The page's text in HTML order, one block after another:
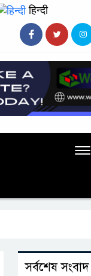
हिन्दी
সর্বশেষ সংবাদ